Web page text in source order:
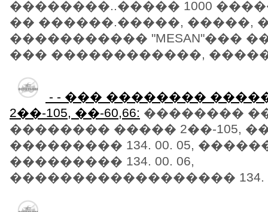
��������..����� 1000
�� ������.�����, �����,
����������� "MESAN"���
��� ������������,
- - ��� ��������
2��-105, ��-60,66: ��������
�������� ����� 2��-105, ��-
��������� 134. 00. 05,
��������� 134. 00. 06,
������������������ 134.